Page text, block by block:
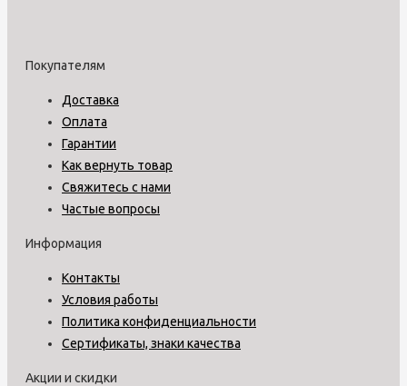
Покупателям
Доставка
Оплата
Гарантии
Как вернуть товар
Свяжитесь с нами
Частые вопросы
Информация
Контакты
Условия работы
Политика конфиденциальности
Сертификаты, знаки качества
Акции и скидки